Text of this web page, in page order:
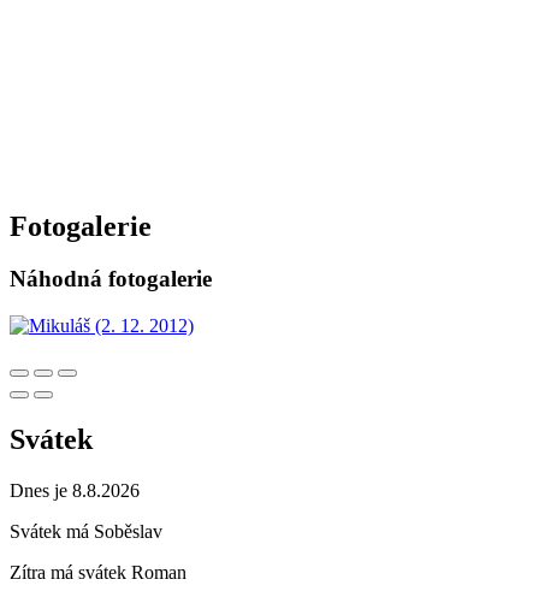
Fotogalerie
Náhodná fotogalerie
Svátek
Dnes je 8.8.2026
Svátek má Soběslav
Zítra má svátek Roman